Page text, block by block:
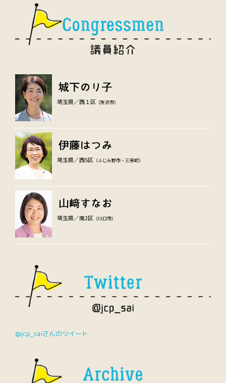
埼玉県／西１区 （所沢市）
埼玉県／西5区 （ふじみ野市・三芳町）
埼玉県／南2区 （川口市）
@jcp_saiさんのツイート